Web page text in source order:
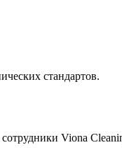
стандартов.
Viona